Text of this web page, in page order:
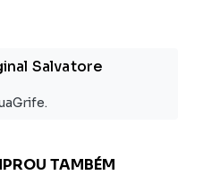
Salvatore
TAMBÉM